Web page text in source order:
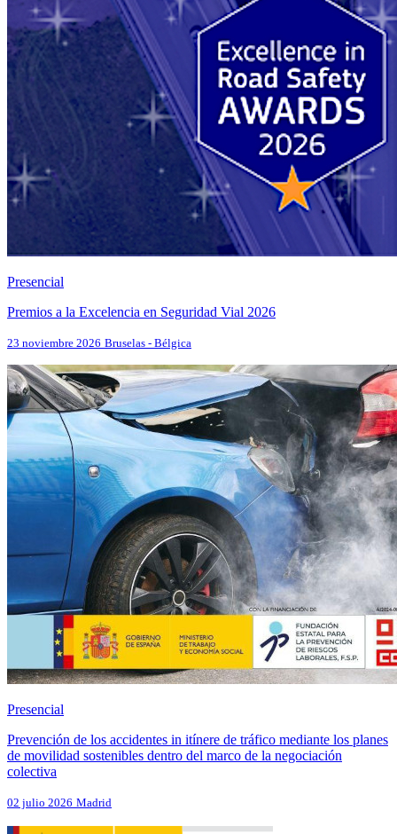
Presencial
Premios a la Excelencia en Seguridad Vial 2026
23 noviembre 2026 Bruselas - Bélgica
Presencial
Prevención de los accidentes in itínere de tráfico mediante los planes
de movilidad sostenibles dentro del marco de la negociación
colectiva
02 julio 2026 Madrid